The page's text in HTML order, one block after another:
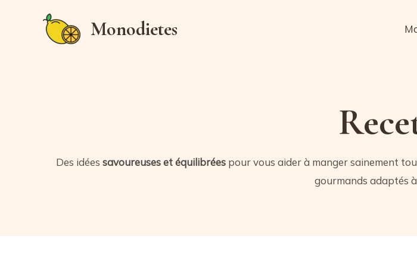
Monodietes
Des idées savoureuses et équilibréespour vous aider à manger sainement
gourmands adaptés